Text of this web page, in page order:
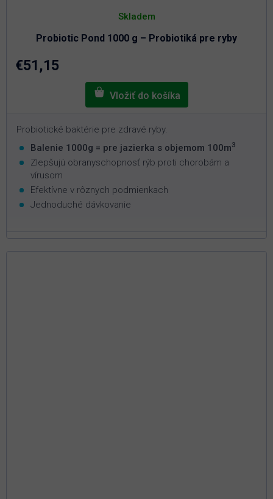
Probiotic Pond 1000 g – Probiotiká pre ryby
Skladem
€51,15
Probiotické baktérie pre zdravé ryby.
Balenie 1000g = pre jazierka s objemom 100m3
Zlepšujú obranyschopnosť rýb proti chorobám a
vírusom
Efektívne v rôznych podmienkach
Jednoduché dávkovanie